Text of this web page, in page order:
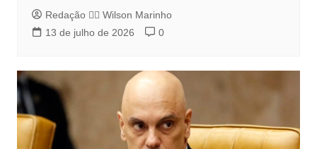
Redação 👨‍⚖️​ Wilson Marinho
13 de julho de 2026
0